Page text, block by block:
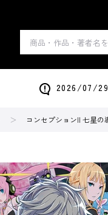
2026/07/29
コンセプションII 七星